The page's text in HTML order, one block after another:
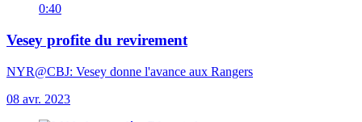
0:40
Vesey profite du revirement
NYR@CBJ: Vesey donne l'avance aux Rangers
08 avr. 2023